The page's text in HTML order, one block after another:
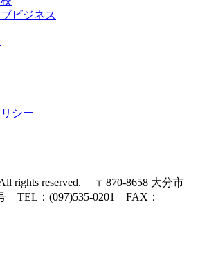
ビジネス
シー
rights reserved. 〒870-8658 大分市
TEL：(097)535-0201 FAX：